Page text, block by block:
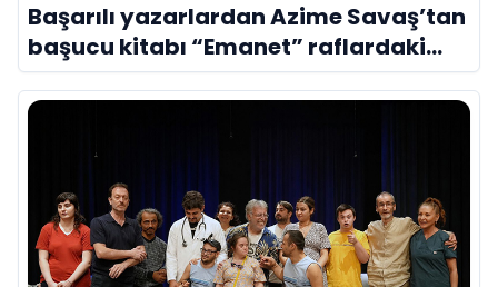
Başarılı yazarlardan Azime Savaş’tan
başucu kitabı “Emanet” raflardaki
yerini aldı